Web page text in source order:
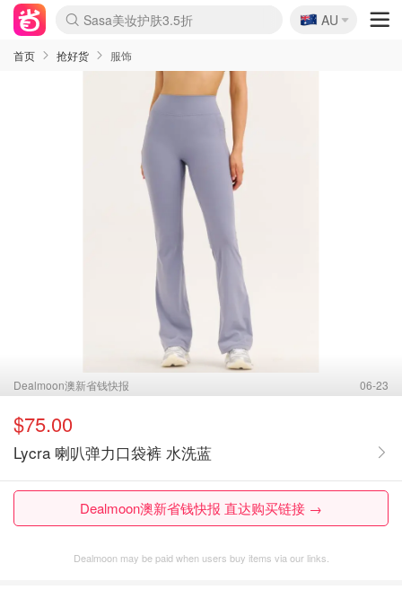
lululemon折扣上新
Sasa美妆护肤3.5折
SSENSE年中2.5折
FreshBeauty好价汇总
Cettire降价+叠9折
WWS Coles超市实拍
viagogo二手票捡漏
Myer超级周末
The Outnet奢牌1折起
David Jones 3折起
Flannels大牌1折
Perfumes Club护肤1折
AMIRO面罩$251
Amazon折扣汇总
eToro入金$200送$50
Amazon数码好物
ICONIC本周7.5折
ThedoubleF高奢地板价
Moose Knuckles 6折
丝芙兰5折起
EUFY摄像头$98
Selenichast首饰2折
Trip机票酒店促销
YSL送5件彩妆礼
Amazon家居好物
Amazon美妆护肤
雅漾大喷$8
过敏原检测盒$33
伊索独家赠50ml沐浴露
科颜氏高保湿面霜$29
SEALIFE海洋馆门票6折
丝塔芙大白罐$16
订阅Newsletter送香薰
Cult Beauty 6.8折
Harrods圣诞日历$525
LN-CC奢牌私促3折
d'Alba空姐喷雾$16
EVE LOM套装£56
Bernardelli独家4折
Adore Beauty 6折起
CT圣诞日历
Mytheresa奢品2.7折
Luxury Escapes 9折
Currentbody美容仪$881
MOON Garden Live
Roborock扫地机$649
Tingo Life水杯$24
Valentino官网5折
CR洗护套装$23
修丽可4件套$159
Myer彩妆2件7折
GANNI官网4.5折
Stylevana韩妆4折
Tessabit高奢8.5折
OGX洗发水$11
Amazon阿德莱德次日达
卡诗8.5折+赠礼
Philips Hue灯具8折
🇦🇺
AU
首页 抢好货 服饰
Dealmoon澳新省钱快报 06-23
$75.00
Lycra 喇叭弹力口袋裤 水洗蓝
Dealmoon澳新省钱快报 直达购买链接 →
Dealmoon may be paid when users buy items via our links.